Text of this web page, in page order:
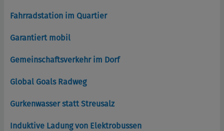
Fahrradstation im Quartier
Garantiert mobil
Gemeinschaftsverkehr im Dorf
Global Goals Radweg
Gurkenwasser statt Streusalz
Induktive Ladung von Elektrobussen